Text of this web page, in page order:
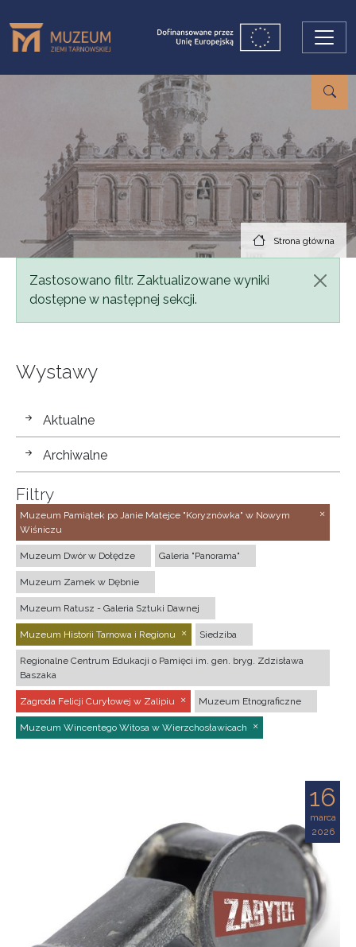
Strona główna
Komunikat
Zastosowano filtr. Zaktualizowane wyniki
dostępne w następnej sekcji.
Wystawy
wystawy
Aktualne
Archiwalne
Filtry
Muzeum Pamiątek po Janie Matejce "Koryznówka" w Nowym
Wiśniczu
Muzeum Dwór w Dołędze Galeria "Panorama"
Muzeum Zamek w Dębnie
Muzeum Ratusz - Galeria Sztuki Dawnej
Muzeum Historii Tarnowa i Regionu Siedziba
Regionalne Centrum Edukacji o Pamięci im. gen. bryg. Zdzisława
Baszaka
Zagroda Felicji Curyłowej w Zalipiu Muzeum Etnograficzne
Muzeum Wincentego Witosa w Wierzchosławicach
16
marca
2026